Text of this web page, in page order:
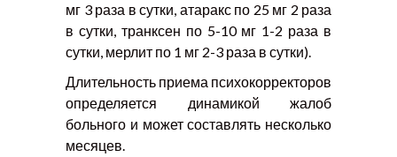
мг 3 раза в сутки, атаракс по 25 мг 2 раза
в сутки, транксен по 5-10 мг 1-2 раза в
сутки, мерлит по 1 мг 2-3 раза в сутки).
Длительность приема психокорректоров
определяется динамикой жалоб
больного и может составлять несколько
месяцев.